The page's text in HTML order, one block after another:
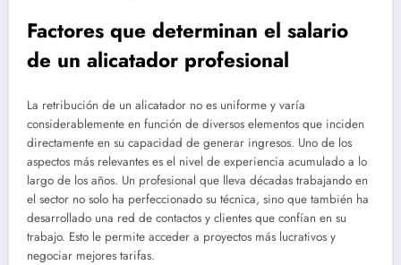
Factores que determinan el salario
de un alicatador profesional
La retribución de un alicatador no es uniforme y varía
considerablemente en función de diversos elementos que inciden
directamente en su capacidad de generar ingresos. Uno de los
aspectos más relevantes es el nivel de experiencia acumulado a lo
largo de los años. Un profesional que lleva décadas trabajando en
el sector no solo ha perfeccionado su técnica, sino que también ha
desarrollado una red de contactos y clientes que confían en su
trabajo. Esto le permite acceder a proyectos más lucrativos y
negociar mejores tarifas.